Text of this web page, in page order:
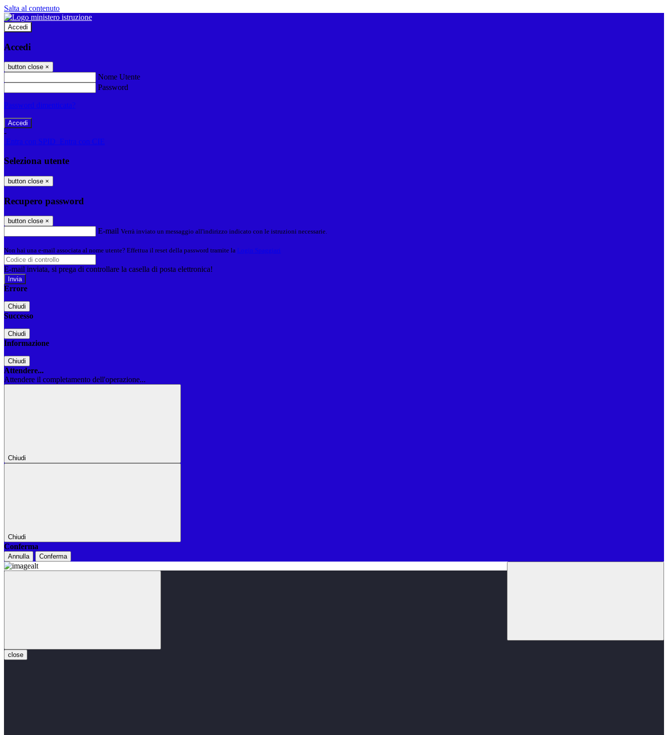
Salta al contenuto
Accedi
Accedi
button close ×
Nome Utente
Password
Password dimenticata?
-
Entra con SPID
Entra con CIE
Seleziona utente
button close ×
Recupero password
button close ×
E-mail Verrà inviato un messaggio all'indirizzo indicato con le istruzioni necessarie.
Non hai una e-mail associata al nome utente? Effettua il reset della password tramite la Login Spaggiari
E-mail inviata, si prega di controllare la casella di posta elettronica!
Errore
Chiudi
Successo
Chiudi
Informazione
Chiudi
Attendere...
Attendere il completamento dell'operazione...
Chiudi
Chiudi
Conferma
Annulla Conferma
close